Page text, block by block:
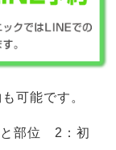
可能です。
と部位 2：初